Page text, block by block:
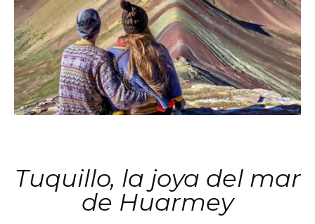
Tuquillo, la joya del mar
de Huarmey